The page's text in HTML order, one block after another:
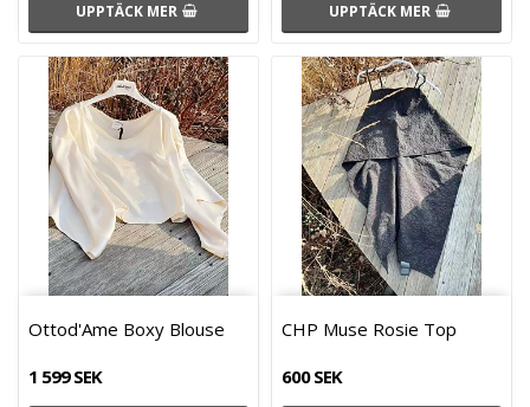
UPPTÄCK MER UPPTÄCK MER
Ottod'Ame Boxy Blouse
1 599 SEK
CHP Muse Rosie Top
600 SEK